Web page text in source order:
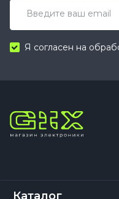
Я согласен на
Каталог